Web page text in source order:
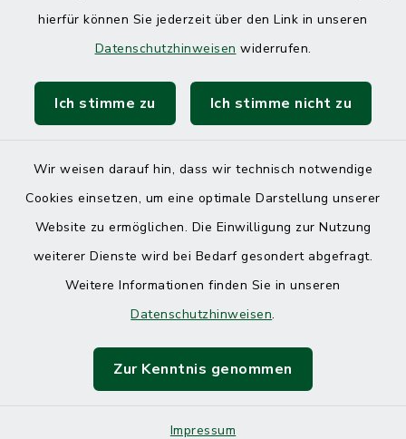
hierfür können Sie jederzeit über den Link in unseren
Datenschutzhinweisen widerrufen.
Ich stimme zu Ich stimme nicht zu
Wir weisen darauf hin, dass wir technisch notwendige
Cookies einsetzen, um eine optimale Darstellung unserer
Website zu ermöglichen. Die Einwilligung zur Nutzung
weiterer Dienste wird bei Bedarf gesondert abgefragt.
Weitere Informationen finden Sie in unseren
Datenschutzhinweisen.
Zur Kenntnis genommen
Impressum
Barrierefreiheit
Impressum
Sitemap